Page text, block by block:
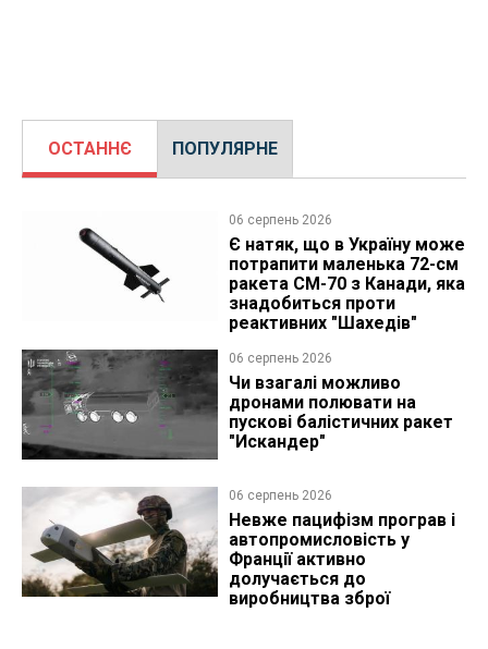
ОСТАННЄ ПОПУЛЯРНЕ
06 серпень 2026
Є натяк, що в Україну може
потрапити маленька 72-см
ракета CM-70 з Канади, яка
знадобиться проти
реактивних "Шахедів"
06 серпень 2026
Чи взагалі можливо
дронами полювати на
пускові балістичних ракет
"Искандер"
06 серпень 2026
Невже пацифізм програв і
автопромисловість у
Франції активно
долучається до
виробництва зброї